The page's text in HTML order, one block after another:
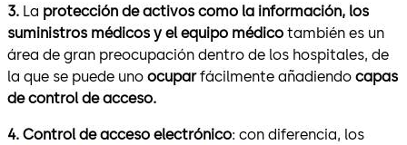
3. La protección de activos como la información, los
suministros médicos y el equipo médico también es un
área de gran preocupación dentro de los hospitales, de
la que se puede uno ocuparfácilmente añadiendo capas
de control de acceso.
4. Control de acceso electrónico: con diferencia, los